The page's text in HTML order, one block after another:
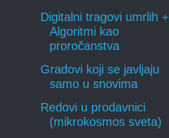
Digitalni tragovi umrlih +
Algoritmi kao
proročanstva
Gradovi koji se javljaju
samo u snovima
Redovi u prodavnici
(mikrokosmos sveta)